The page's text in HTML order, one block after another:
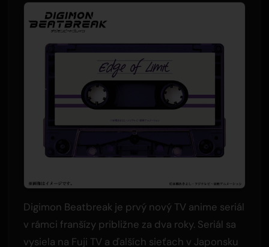
Digimon Beatbreak je prvý nový TV anime seriál
v rámci franšízy približne za dva roky. Seriál sa
vysiela na Fuji TV a ďalších sieťach v Japonsku